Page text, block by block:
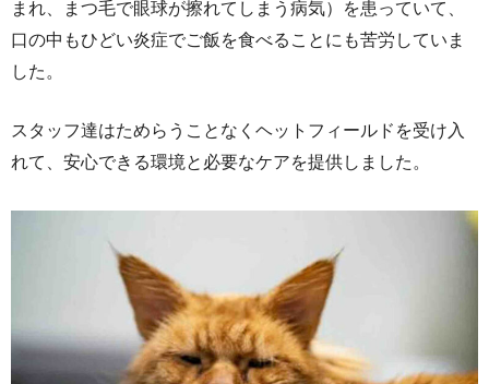
まれ、まつ毛で眼球が擦れてしまう病気）を患っていて、
口の中もひどい炎症でご飯を食べることにも苦労していま
した。
スタッフ達はためらうことなくヘットフィールドを受け入
れて、安心できる環境と必要なケアを提供しました。